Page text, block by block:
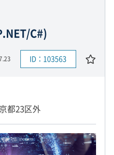
C#)
ID：103563
都23区外